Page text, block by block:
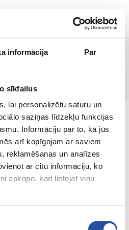
informācija Par
sīkfailus
lai personalizētu saturu un
saziņas līdzekļu funkcijas
Informāciju par to, kā jūs
arī kopīgojam ar saviem
reklamēšanas un analīzes
ar citu informāciju, ko
apkopo, kad lietojat viņu
LV
atrasta!
cenām un
klienta apmierinātība
un dārzam!